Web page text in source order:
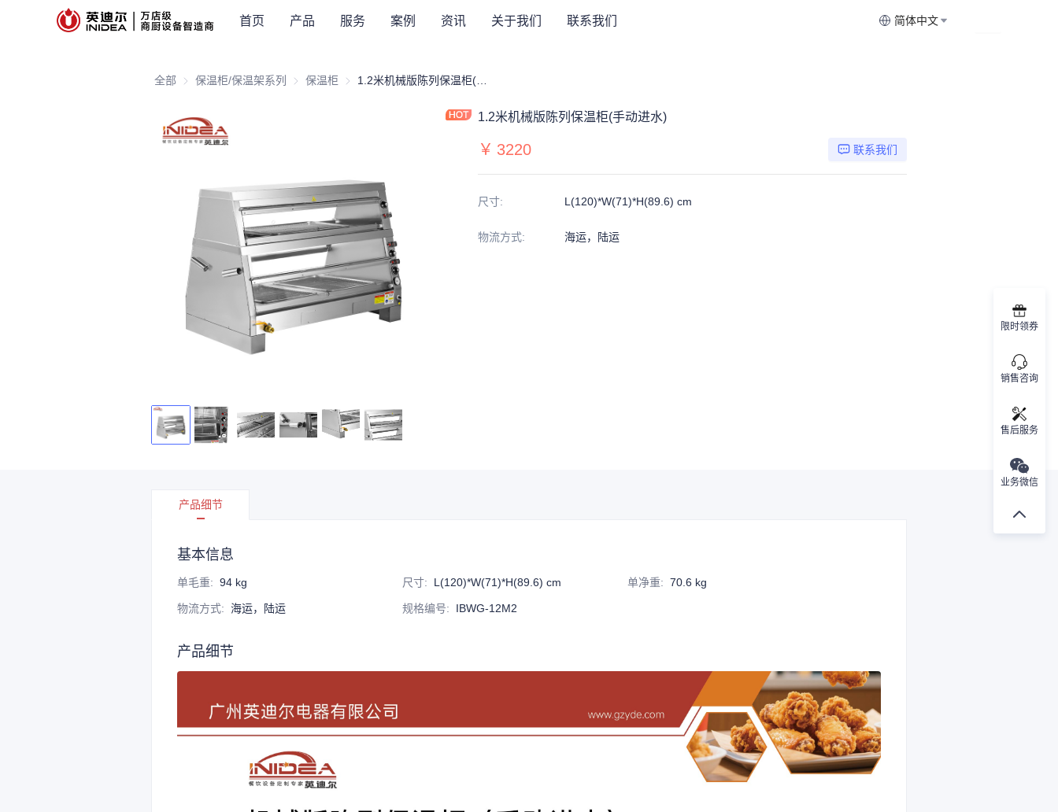
首页 产品 服务 案例 资讯 关于我们 联系我们 简体中文
全部 保温柜/保温架系列 保温柜/保温架系列
保温柜 保温柜
1.2米机械版陈列保温柜(手动进水)
￥ 3220 联系我们
尺寸: L(120)*W(71)*H(89.6) cm
物流方式: 海运，陆运
产品细节
基本信息
单毛重: 94 kg 尺寸: L(120)*W(71)*H(89.6) cm 单净重: 70.6 kg
物流方式: 海运，陆运 规格编号: IBWG-12M2
产品细节
限时领券
销售咨询
售后服务
业务微信